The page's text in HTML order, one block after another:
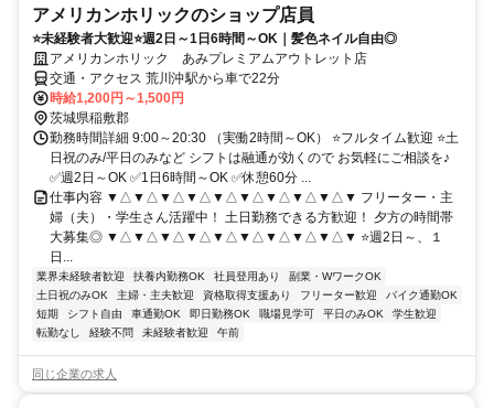
アメリカンホリックのショップ店員
⭐未経験者大歓迎⭐週2日～1日6時間～OK｜髪色ネイル自由◎
アメリカンホリック あみプレミアムアウトレット店
交通・アクセス 荒川沖駅から車で22分
時給1,200円～1,500円
茨城県稲敷郡
勤務時間詳細 9:00～20:30 （実働2時間～OK） ⭐フルタイム歓迎 ⭐土
日祝のみ/平日のみなど シフトは融通が効くので お気軽にご相談を♪
✅週2日～OK ✅1日6時間～OK ✅休憩60分 ...
仕事内容 ▼△▼△▼△▼△▼△▼△▼△▼△▼△▼ フリーター・主
婦（夫）・学生さん活躍中！ 土日勤務できる方歓迎！ 夕方の時間帯
大募集◎ ▼△▼△▼△▼△▼△▼△▼△▼△▼△▼ ⭐週2日～、１
日...
業界未経験者歓迎 扶養内勤務OK 社員登用あり
副業・WワークOK
土日祝のみOK
主婦・主夫歓迎 資格取得支援あり フリーター歓迎
バイク通勤OK
短期
シフト自由 車通勤OK 即日勤務OK 職場見学可 平日のみOK
学生歓迎
転勤なし
経験不問 未経験者歓迎 午前
同じ企業の求人